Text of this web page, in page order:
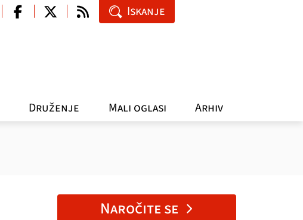
Druženje Mali oglasi Arhiv
Iskanje
Naročite se